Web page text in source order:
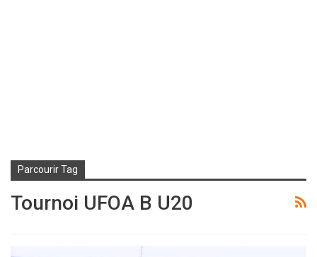
Parcourir Tag
Tournoi UFOA B U20